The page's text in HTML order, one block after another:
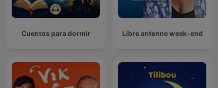
Cuentos para dormir Libre antenne week-end